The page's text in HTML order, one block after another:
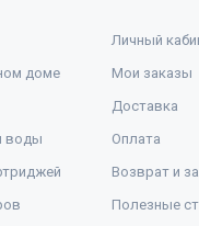
доме
воды
Личный
Мои заказы
Доставка
Оплата
Возврат и
Полезные